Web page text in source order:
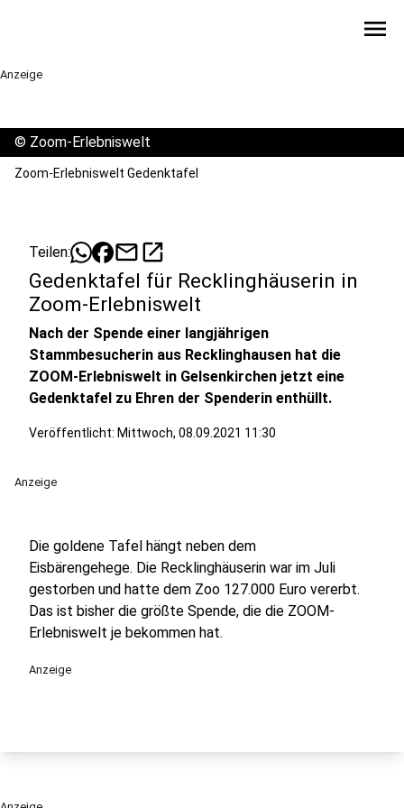
menu
Anzeige
© Zoom-Erlebniswelt
Zoom-Erlebniswelt Gedenktafel
Teilen: mailopen_in_new
Gedenktafel für Recklinghäuserin in
Zoom-Erlebniswelt
Nach der Spende einer langjährigen
Stammbesucherin aus Recklinghausen hat die
ZOOM-Erlebniswelt in Gelsenkirchen jetzt eine
Gedenktafel zu Ehren der Spenderin enthüllt.
Veröffentlicht: Mittwoch, 08.09.2021 11:30
Anzeige
Die goldene Tafel hängt neben dem
Eisbärengehege. Die Recklinghäuserin war im Juli
gestorben und hatte dem Zoo 127.000 Euro vererbt.
Das ist bisher die größte Spende, die die ZOOM-
Erlebniswelt je bekommen hat.
Anzeige